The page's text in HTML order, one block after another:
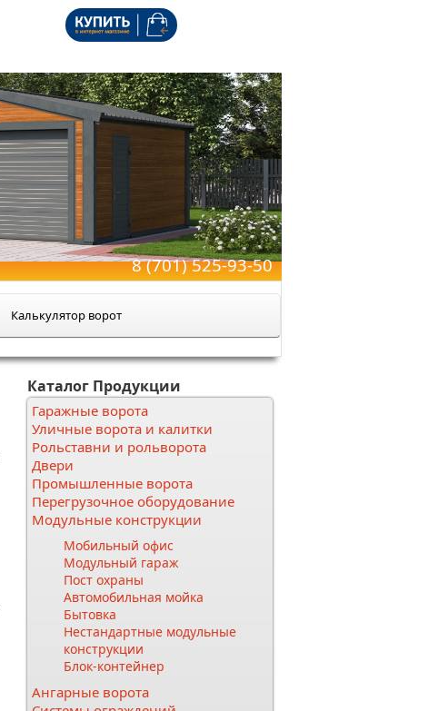
8 (701) 525-93-50
Калькулятор ворот
Каталог Продукции
Гаражные ворота
Уличные ворота и калитки
Рольставни и рольворота
Двери
Промышленные ворота
Перегрузочное оборудование
Модульные конструкции
Мобильный офис
Модульный гараж
Пост охраны
Автомобильная мойка
Бытовка
Нестандартные модульные
конструкции
Блок-контейнер
Ангарные ворота